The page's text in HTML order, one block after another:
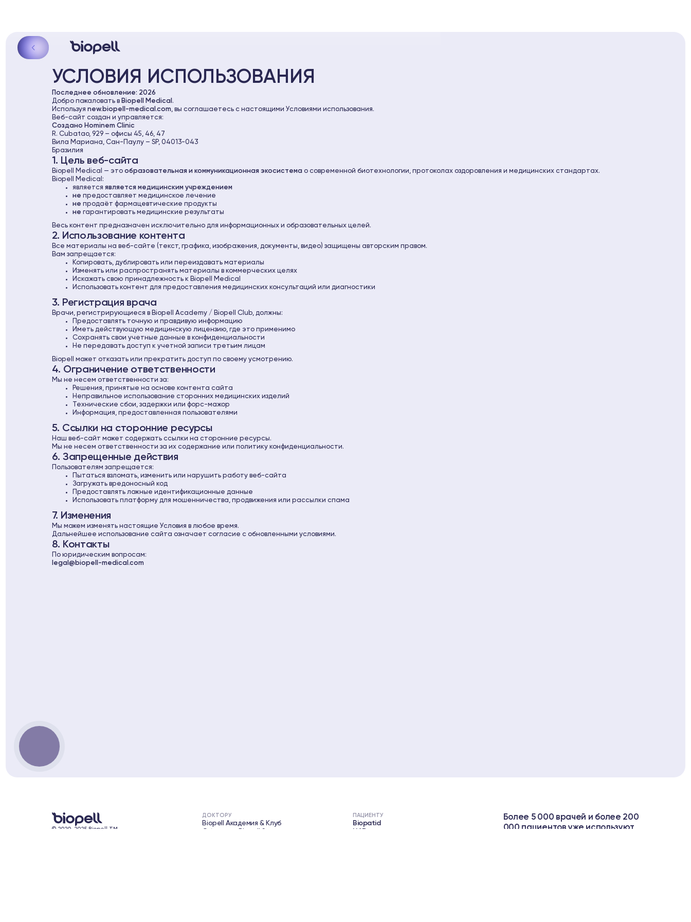
УСЛОВИЯ ИСПОЛЬЗОВАНИЯ
Последнее обновление: 2026
Добро пожаловать в Biopell Medical .
Используя new.biopell-medical.com, вы соглашаетесь с настоящими Условиями использования.
Веб-сайт создан и управляется:
Создано Hominem Clinic
R. Cubatao, 929 – офисы 45, 46, 47
Вила Мариана, Сан-Паулу – SP, 04013-043
Бразилия
1. Цель веб-сайта
Biopell Medical — это образовательная и коммуникационная экосистемао современной биотехнологии, протоколах оздоровления и медицинских стандартах.
Biopell Medical:
является является медицинским учреждением
не предоставляет медицинское лечение
не продаёт фармацевтические продукты
не гарантировать медицинские результаты
Весь контент предназначен исключительно для информационных и образовательных целей.
2. Использование контента
Все материалы на веб-сайте (текст, графика, изображения, документы, видео) защищены авторским правом.
Вам запрещается:
Копировать, дублировать или переиздавать материалы
Изменять или распространять материалы в коммерческих целях
Искажать свою принадлежность к Biopell Medical
Использовать контент для предоставления медицинских консультаций или диагностики
3. Регистрация врача
Врачи, регистрирующиеся в Biopell Academy / Biopell Club, должны:
Предоставлять точную и правдивую информацию
Иметь действующую медицинскую лицензию, где это применимо
Сохранять свои учетные данные в конфиденциальности
Не передавать доступ к учетной записи третьим лицам
Biopell может отказать или прекратить доступ по своему усмотрению.
4. Ограничение ответственности
Мы не несем ответственности за:
Решения, принятые на основе контента сайта
Неправильное использование сторонних медицинских изделий
Технические сбои, задержки или форс-мажор
Информация, предоставленная пользователями
5. Ссылки на сторонние ресурсы
Наш веб-сайт может содержать ссылки на сторонние ресурсы.
Мы не несем ответственности за их содержание или политику конфиденциальности.
6. Запрещенные действия
Пользователям запрещается:
Пытаться взломать, изменить или нарушить работу веб-сайта
Загружать вредоносный код
Предоставлять ложные идентификационные данные
Использовать платформу для мошенничества, продвижения или рассылки спама
7. Изменения
Мы можем изменять настоящие Условия в любое время.
Дальнейшее использование сайта означает согласие с обновленными условиями.
8. Контакты
По юридическим вопросам:
legal@biopell-medical.com
© 2020-2025 Biopell TM
ДОКТОРУ
Biopell Академия & Клуб
Обучение Biopell System
ПАЦИЕНТУ
Biopatid
NAD+
Более 5 000 врачей и более 200
000 пациентов уже используют